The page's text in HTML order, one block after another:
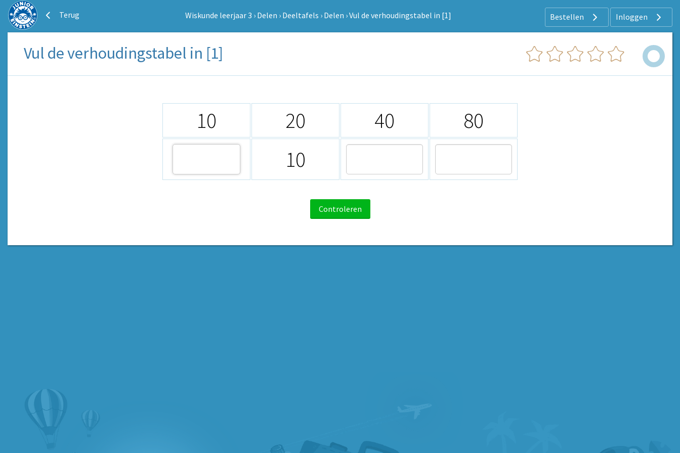
Terug Wiskunde leerjaar 3 › Delen › Deeltafels › Delen ›Vul de verhoudingstabel in [1] Bestellen Inloggen
Vul de verhoudingstabel in [1]
10 20 40
80
10